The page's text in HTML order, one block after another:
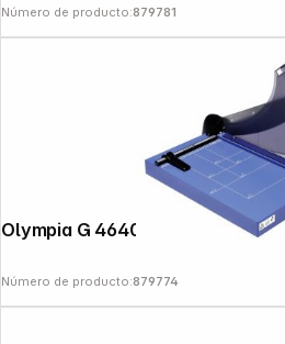
Número de producto:879781
Olympia G 4640 DIN A 3 guillotina
Número de producto:879774